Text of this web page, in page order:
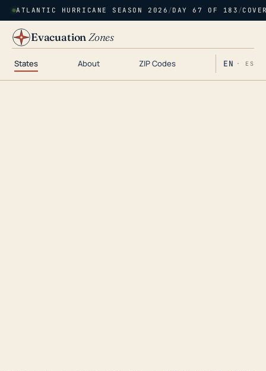
ATLANTIC HURRICANE SEASON 2026 /DAY 67 OF 183 /
EvacuationZones
States About ZIP Codes EN · ES